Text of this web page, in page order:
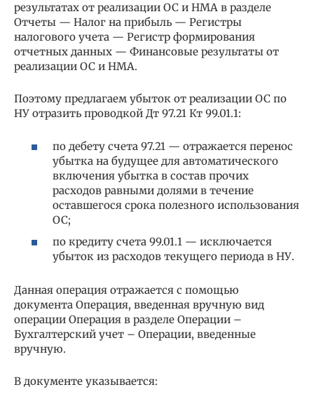
результатах от реализации ОС и НМА в разделе
Отчеты — Налог на прибыль — Регистры
налогового учета — Регистр формирования
отчетных данных — Финансовые результаты от
реализации ОС и НМА.
Поэтому предлагаем убыток от реализации ОС по
НУ отразить проводкой Дт 97.21 Кт 99.01.1:
по дебету счета 97.21 — отражается перенос
убытка на будущее для автоматического
включения убытка в состав прочих
расходов равными долями в течение
оставшегося срока полезного использования
ОС;
по кредиту счета 99.01.1 — исключается
убыток из расходов текущего периода в НУ.
Данная операция отражается с помощью
документа Операция, введенная вручную вид
операции Операция в разделе Операции –
Бухгалтерский учет – Операции, введенные
вручную.
В документе указывается: